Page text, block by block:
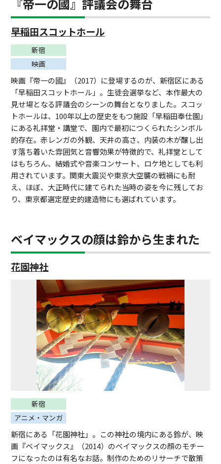
『帝一の國』評議会の舞台
早稲田スコットホール
新宿
映画
映画『帝一の國』（2017）に登場するのが、新宿区にある
「早稲田スコットホール」。生徒会選挙など、本作最大の
見せ場となる評議会のシーンの舞台となりました。スコッ
トホールは、100年以上の歴史をもつ施設「早稲田奉仕園」
にある礼拝堂・講堂で、園内で最初につくられたシンボル
的存在。赤レンガの外観、天井の高さ、内装の木が醸し出
す落ち着いた雰囲気と音響効果が特徴的で、礼拝堂として
はもちろん、結婚式や音楽コンサート、ロケ地としても利
用されています。関東大震災や東京大空襲の戦禍にも耐
え、ほぼ、大正時代に建てられた当時の姿を今に残してお
り、東京都選定歴史的建造物にも選ばれています。
ベイマックスの顔は鈴から生まれた
花園神社
新宿
アニメ・マンガ
新宿にある「花園神社」。この神社の境内にある鈴が、映
画『ベイマックス』（2014）のベイマックスの顔のモチー
フになったのは有名なお話。制作のためのリサーチで散策